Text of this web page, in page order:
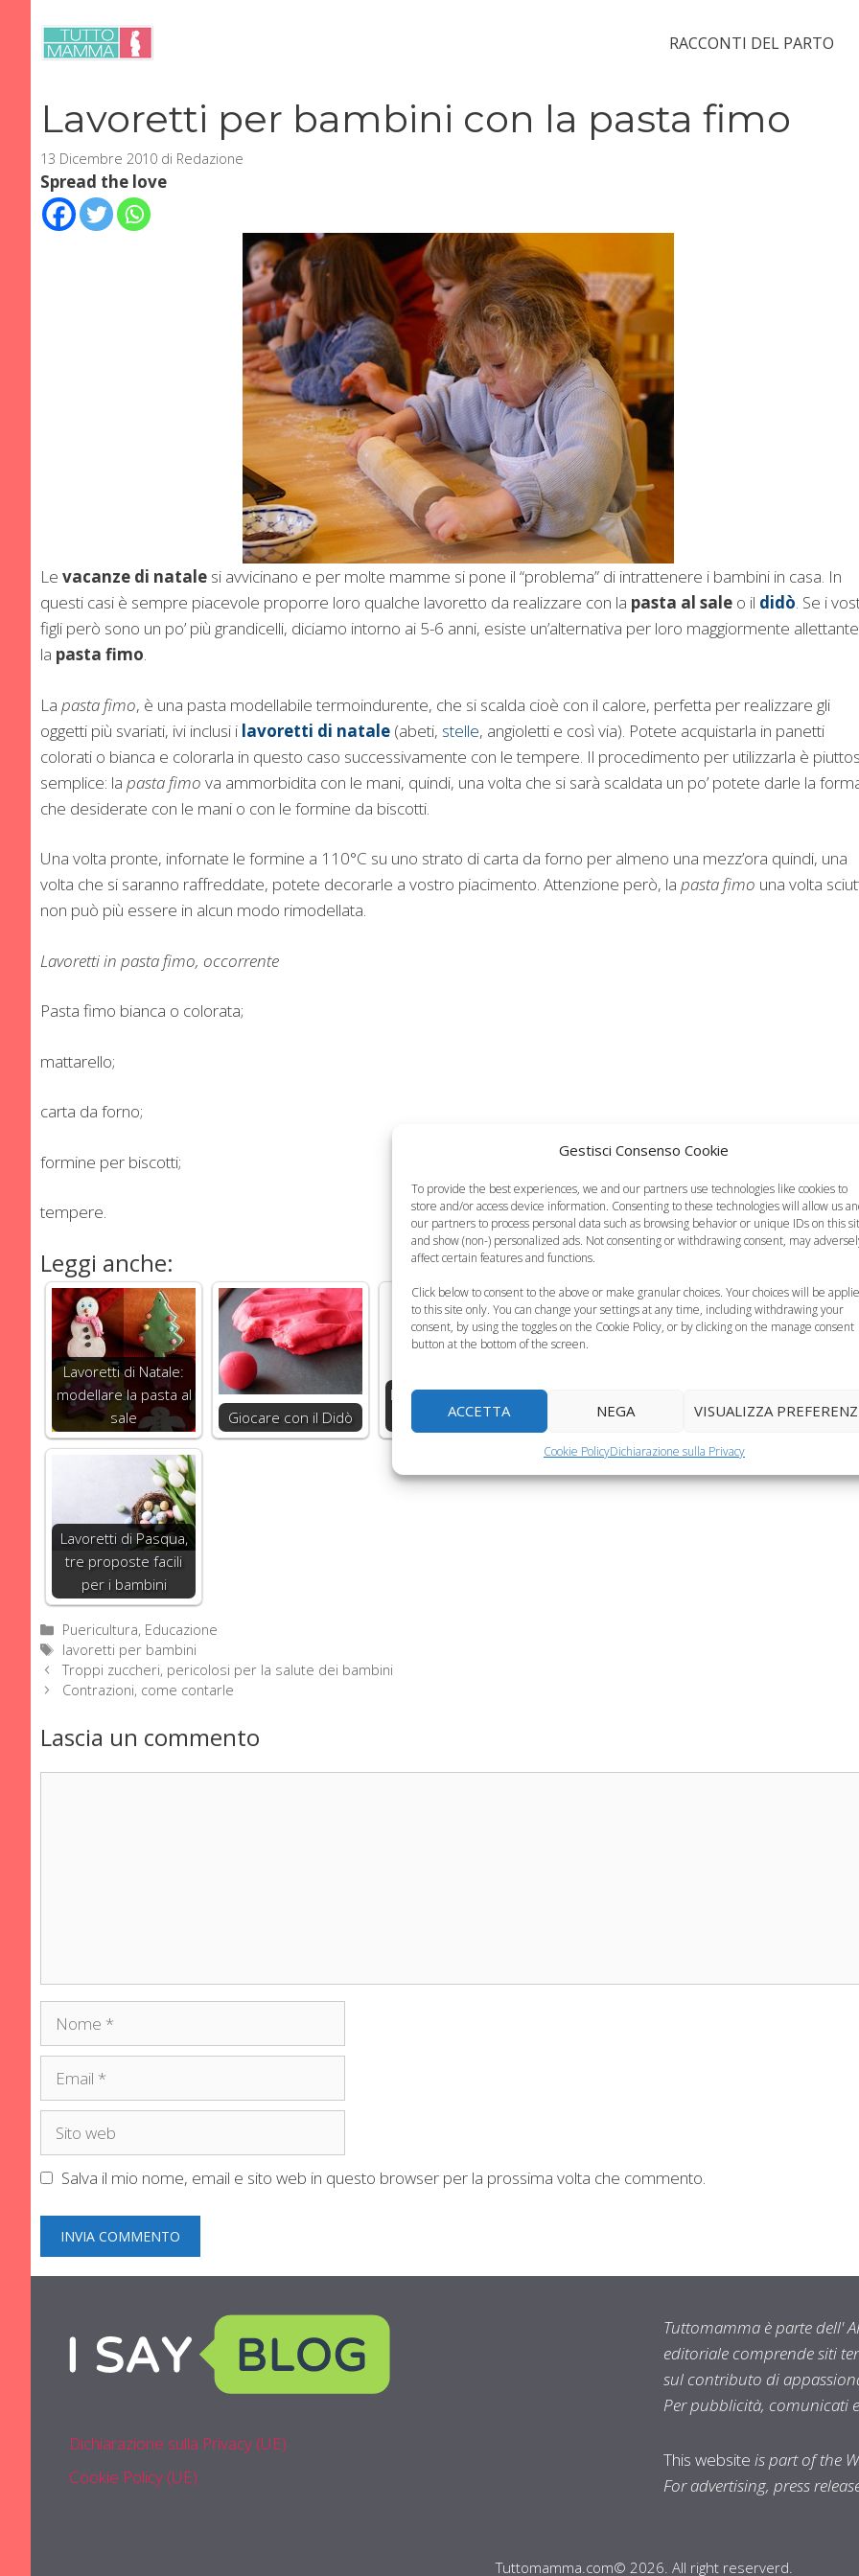
Gestisci Consenso Cookie
To provide the best experiences, we and our partners use technologies like cookies to
store and/or access device information. Consenting to these technologies will allow us
our partners to process personal data such as browsing behavior or unique IDs on this
and show (non-) personalized ads. Not consenting or withdrawing consent, may
affect certain features and functions.
Click below to consent to the above or make granular choices. Your choices will be
to this site only. You can change your settings at any time, including withdrawing your
consent, by using the toggles on the Cookie Policy, or by clicking on the manage consent
button at the bottom of the screen.
ACCETTA NEGA VISUALIZZA
Cookie PolicyDichiarazione sulla Privacy
contenuto
RACCONTI DEL PARTO
Lavoretti per bambini con la pasta fimo
13 Dicembre 2010 di Redazione
Spread the love
Le vacanze di natale si avvicinano e per molte mamme si pone il “problema” di intrattenere i bambini in casa. In
questi casi è sempre piacevole proporre loro qualche lavoretto da realizzare con la pasta al sale o il didò. Se i
figli però sono un po’ più grandicelli, diciamo intorno ai 5-6 anni, esiste un’alternativa per loro maggiormente
la pasta fimo.
La pasta fimo, è una pasta modellabile termoindurente, che si scalda cioè con il calore, perfetta per realizzare gli
oggetti più svariati, ivi inclusi i lavoretti di natale (abeti, stelle, angioletti e così via). Potete acquistarla in panetti
colorati o bianca e colorarla in questo caso successivamente con le tempere. Il procedimento per utilizzarla è
semplice: la pasta fimo va ammorbidita con le mani, quindi, una volta che si sarà scaldata un po’ potete darle la
che desiderate con le mani o con le formine da biscotti.
Una volta pronte, infornate le formine a 110°C su uno strato di carta da forno per almeno una mezz’ora quindi, una
volta che si saranno raffreddate, potete decorarle a vostro piacimento. Attenzione però, la pasta fimo una volta
non può più essere in alcun modo rimodellata.
Lavoretti in pasta fimo, occorrente
Pasta fimo bianca o colorata;
mattarello;
carta da forno;
formine per biscotti;
tempere.
Leggi anche:
Lavoretti di Natale:
modellare la pasta al
sale
Giocare con il Didò
Lavoretti per la festà
del papà
l’albero di Natale
bambini, tre idee
Lavoretti di Pasqua,
tre proposte facili
per i bambini
Categorie
Puericultura, Educazione
Tag
lavoretti per bambini
Troppi zuccheri, pericolosi per la salute dei bambini
Contrazioni, come contarle
Lascia un commento
Nome
Email
Sito
Salva il mio nome, email e sito web in questo browser per la prossima volta che commento.
Dichiarazione sulla Privacy (UE)
Cookie Policy (UE)
Tuttomamma è parte dell'
editoriale comprende siti
sul contributo di
Per pubblicità, comunicati
This website is part of the
For advertising, press
Tuttomamma.com© 2026. All right reserverd.